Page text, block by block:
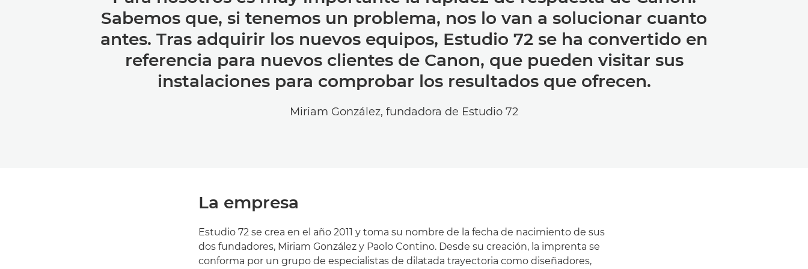
Sabemos que, si tenemos un problema, nos lo van a solucionar cuanto
antes. Tras adquirir los nuevos equipos, Estudio 72 se ha convertido en
referencia para nuevos clientes de Canon, que pueden visitar sus
instalaciones para comprobar los resultados que ofrecen.
Miriam González, fundadora de Estudio 72
La empresa
Estudio 72 se crea en el año 2011 y toma su nombre de la fecha de nacimiento de sus
dos fundadores, Miriam González y Paolo Contino. Desde su creación, la imprenta se
conforma por un grupo de especialistas de dilatada trayectoria como diseñadores,